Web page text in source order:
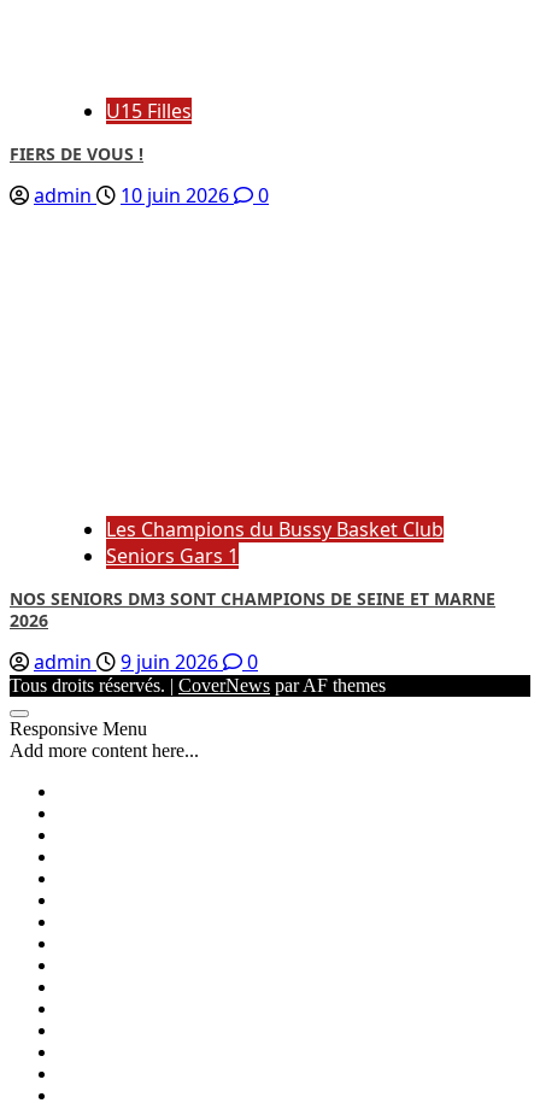
U15 Filles
FIERS DE VOUS !
admin 10 juin 2026 0
Les Champions du Bussy Basket Club
Seniors Gars 1
NOS SENIORS DM3 SONT CHAMPIONS DE SEINE ET MARNE
2026
admin 9 juin 2026 0
Tous droits réservés. | CoverNews par AF themes
Responsive Menu
Add more content here...